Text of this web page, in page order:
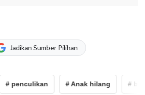
Jadikan Sumber Pilihan
# penculikan # Anak hilang #